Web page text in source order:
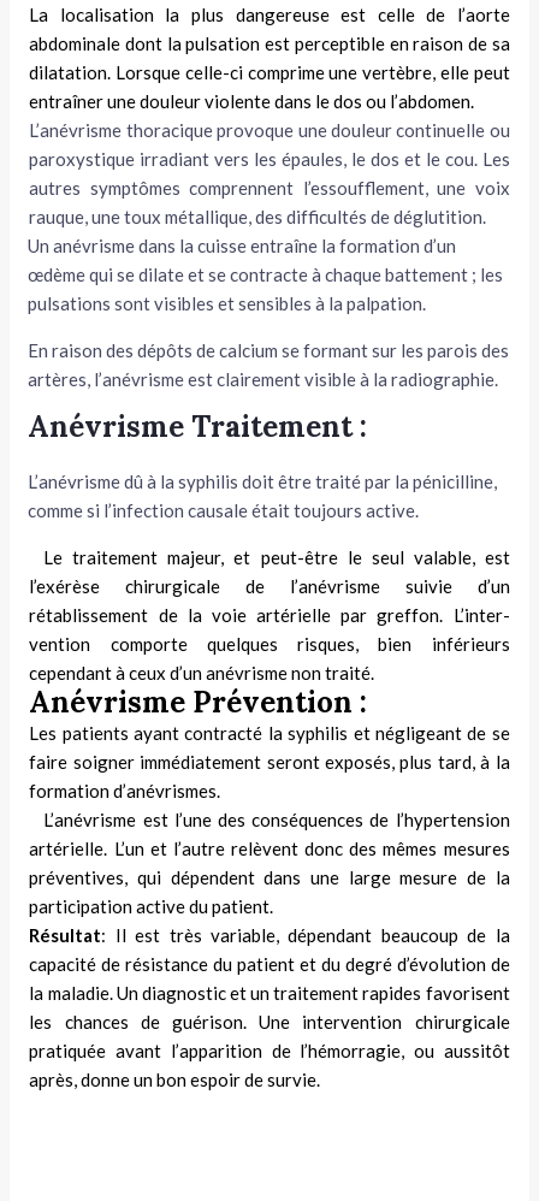
La localisation la plus dangereuse est celle de l’aorte
abdominale dont la pulsa­tion est perceptible en raison de sa
dilata­tion. Lorsque celle-ci comprime une ver­tèbre, elle peut
entraîner une douleur violente dans le dos ou l’abdomen.
L’anévrisme thoracique provoque une douleur continuelle ou
paroxystique irradiant vers les épaules, le dos et le cou. Les
autres symptômes compren­nent l’essoufflement, une voix
rauque, une toux métallique, des difficultés de déglutition.
Un anévrisme dans la cuisse entraîne la formation d’un
œdème qui se dilate et se contracte à chaque battement ; les
pulsations sont visibles et sensibles à la palpation.
En raison des dépôts de calcium se formant sur les parois des
artères, l’anévrisme est clairement visible à la radiographie.
Anévrisme Traitement :
L’anévrisme dû à la syphi­lis doit être traité par la pénicilline,
comme si l’infection causale était tou­jours active.
Le traitement majeur, et peut-être le seul valable, est
l’exérèse chirurgicale de l’anévrisme suivie d’un
rétablissement de la voie artérielle par greffon. L’inter­
vention comporte quelques risques, bien inférieurs
cependant à ceux d’un ané­vrisme non traité.
Anévrisme Prévention :
Les patients ayant contracté la syphilis et négligeant de se
faire soigner immédiatement seront exposés, plus tard, à la
formation d’anévrismes.
L’anévrisme est l’une des consé­quences de l’hypertension
artérielle. L’un et l’autre relèvent donc des mêmes mesures
préventives, qui dépendent dans une large mesure de la
participa­tion active du patient.
Résultat: Il est très variable, dépen­dant beaucoup de la
capacité de résis­tance du patient et du degré d’évolution de
la maladie. Un diagnostic et un traitement rapides favorisent
les chances de guérison. Une intervention chirurgi­cale
pratiquée avant l’apparition de l’hémorragie, ou aussitôt
après, donne un bon espoir de survie.